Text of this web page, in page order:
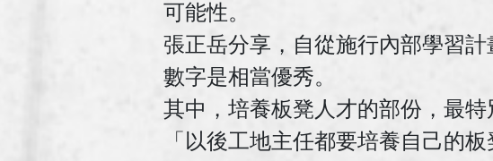
可能性。
張正岳分享，自從施行內部學習
數字是相當優秀。
其中，培養板凳人才的部份，最特
「以後工地主任都要培養自己的